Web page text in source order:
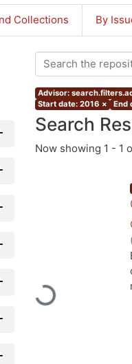
Collections By
Advisor:
Start date: 2016 × End
Search
Now showing 1 - 1
Loading...